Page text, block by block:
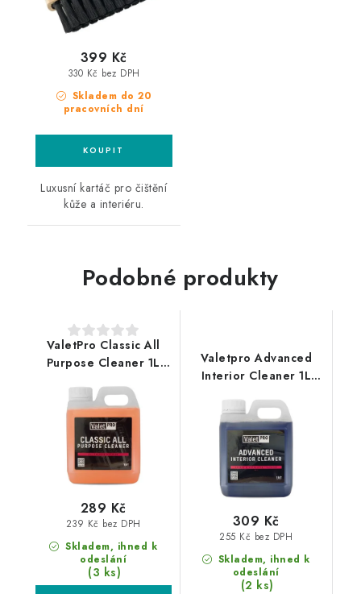
Skladem do 20
pracovních dní
330 Kč bez DPH
399 Kč
Luxusní kartáč pro čištění
kůže a interiéru.
Podobné produkty
ValetPro Classic All
Purpose Cleaner 1L
Skladem, ihned k
odeslání
(3 ks)
239 Kč bez DPH
289 Kč
Valetpro Advanced
Interior Cleaner 1L
Skladem, ihned k
odeslání
(2 ks)
255 Kč bez DPH
309 Kč